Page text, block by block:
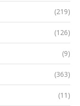
(219)
(126)
(9)
(363)
(11)